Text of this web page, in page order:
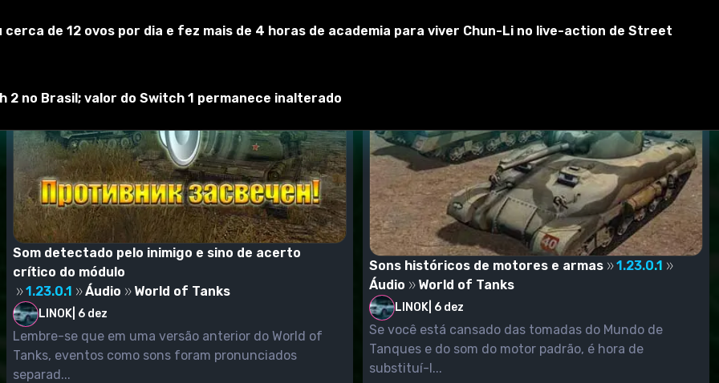
Som detectado pelo inimigo e sino de acerto
crítico do módulo
1.23.0.1
Áudio World of Tanks
LINOK 6 dez
Lembre-se que em uma versão anterior do World of
Tanks, eventos como sons foram pronunciados
separad...
Sons históricos de motores e armas
1.23.0.1
Áudio
World of Tanks
LINOK 6 dez
Se você está cansado das tomadas do Mundo de
Tanques e do som do motor padrão, é hora de
substituí-l...
cerca de 12 ovos por dia e fez mais de 4 horas de academia para viver Chun-Li no live-action de Street
no Brasil; valor do Switch 1 permanece inalterado